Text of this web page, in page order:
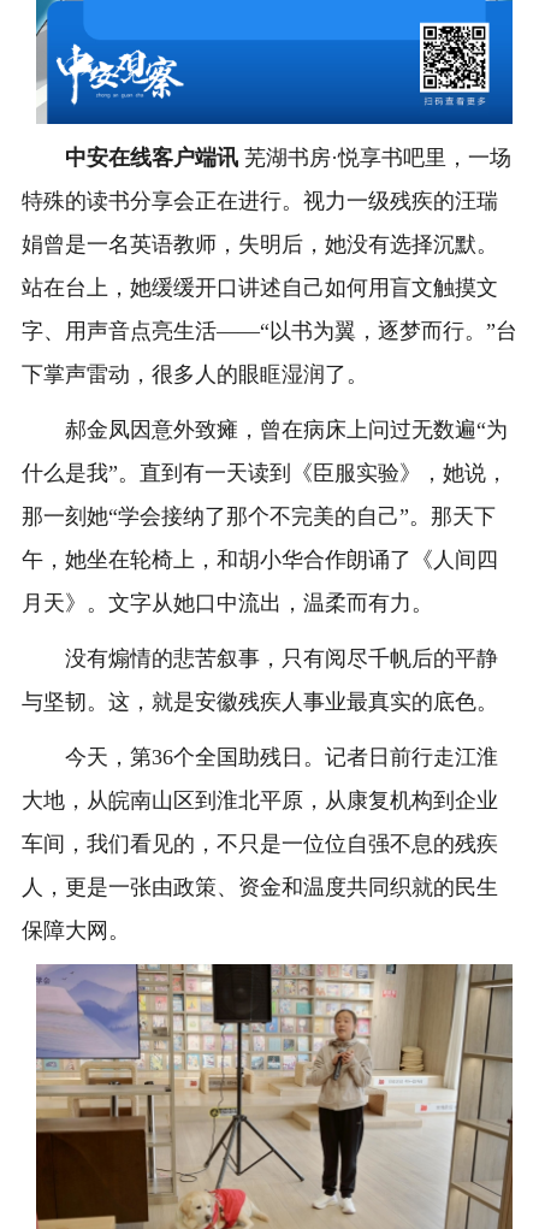
中安在线客户端讯芜湖书房·悦享书吧里，一场
特殊的读书分享会正在进行。视力一级残疾的汪瑞
娟曾是一名英语教师，失明后，她没有选择沉默。
站在台上，她缓缓开口讲述自己如何用盲文触摸文
字、用声音点亮生活——“以书为翼，逐梦而行。”台
下掌声雷动，很多人的眼眶湿润了。
郝金凤因意外致瘫，曾在病床上问过无数遍“为
什么是我”。直到有一天读到《臣服实验》，她说，
那一刻她“学会接纳了那个不完美的自己”。那天下
午，她坐在轮椅上，和胡小华合作朗诵了《人间四
月天》。文字从她口中流出，温柔而有力。
没有煽情的悲苦叙事，只有阅尽千帆后的平静
与坚韧。这，就是安徽残疾人事业最真实的底色。
今天，第36个全国助残日。记者日前行走江淮
大地，从皖南山区到淮北平原，从康复机构到企业
车间，我们看见的，不只是一位位自强不息的残疾
人，更是一张由政策、资金和温度共同织就的民生
保障大网。